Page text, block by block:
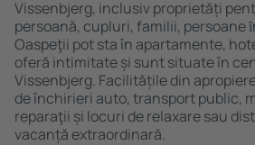
Vissenbjerg, inclusiv proprietăți
persoană, cupluri, familii, persoane
Oaspeţii pot sta în apartamente,
oferă intimitate și sunt situate în
Vissenbjerg. Facilitățile din
de închirieri auto, transport public,
reparaţii și locuri de relaxare sau
vacanță extraordinară.